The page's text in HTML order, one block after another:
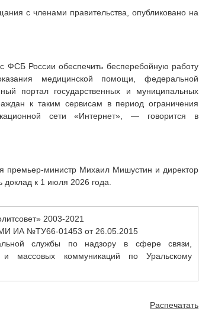
с членами правительства, опубликовано на
ФСБ России обеспечить бесперебойную работу
медицинской помощи, федеральной
портал государственных и муниципальных
к таким сервисам в период ограничения
сети «Интернет», — говорится в
премьер-министр Михаил Мишустин и директор
к 1 июля 2026 года.
2003-2021
ИА №ТУ66-01453 от 26.05.2015
службы по надзору в сфере связи,
и массовых коммуникаций по Уральскому
Распечатать